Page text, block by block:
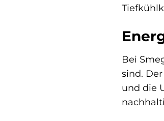
Bei
sind.
und die